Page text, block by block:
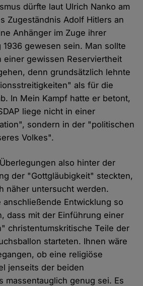
dürfte laut Ulrich Nanko am
Zu­geständnis Adolf Hitlers an
Anhänger im Zuge ihrer
1936 gewesen sein. Man sollte
einer gewissen Reserviertheit
denn grundsätzlich lehnte
als für die
In Mein Kampf hatte er betont,
liege nicht in einer
sondern in der "politischen
Volkes".
also hinter der
der "Gottgläubigkeit" steckten,
näher untersucht werden.
Entwicklung so
dass mit der Einführung einer
christentumskritische Teile der
starteten. Ihnen wäre
ob eine religiöse
jenseits der beiden
massentauglich genug sei. Es